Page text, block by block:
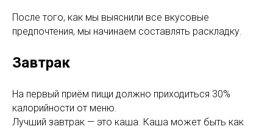
После того, как мы выяснили все вкусовые
предпочтения, мы начинаем составлять раскладку.
Завтрак
На первый приём пищи должно приходиться 30%
калорийности от меню.
Лучший завтрак — это каша. Каша может быть как